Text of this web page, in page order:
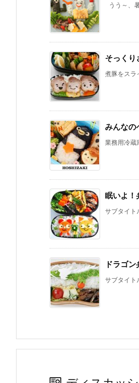
うう～、
そっくり
煮豚をスラ
みんなの
業務用冷蔵
眠いよ！
サブタイ
ドラゴン
サブタイト